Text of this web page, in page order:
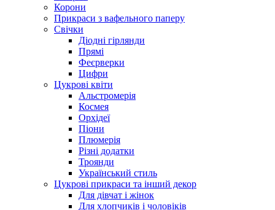
Корони
Прикраси з вафельного паперу
Свічки
Діодні гірлянди
Прямі
Феєрверки
Цифри
Цукрові квіти
Альстромерія
Космея
Орхідеї
Піони
Плюмерія
Різні додатки
Троянди
Український стиль
Цукрові прикраси та інший декор
Для дівчат і жінок
Для хлопчиків і чоловіків